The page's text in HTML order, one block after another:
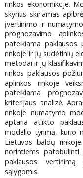
rinkos ekonomikoje.
skyrius skiriamas
įvertinimo ir
prognozavimo
pateikiama paklausos
rinkoje ir jų sudėtinių
metodai ir jų
rinkos paklausos
aplinkos rinkoje
pateikiama
kriterijaus analizė.
rinkoje numatymo
aptaria atlikto
modelio tyrimą, kurio
Lietuvos baldų
norintiems
paklausos
sąlygomis.